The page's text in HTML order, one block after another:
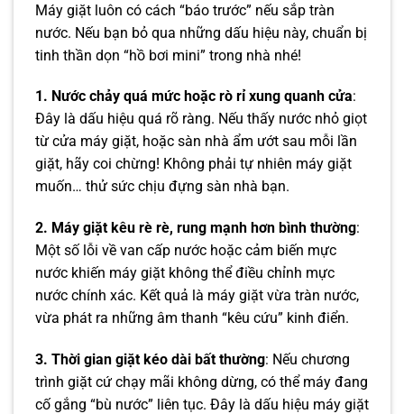
Máy giặt luôn có cách “báo trước” nếu sắp tràn
nước. Nếu bạn bỏ qua những dấu hiệu này, chuẩn bị
tinh thần dọn “hồ bơi mini” trong nhà nhé!
1. Nước chảy quá mức hoặc rò rỉ xung quanh cửa:
Đây là dấu hiệu quá rõ ràng. Nếu thấy nước nhỏ giọt
từ cửa máy giặt, hoặc sàn nhà ẩm ướt sau mỗi lần
giặt, hãy coi chừng! Không phải tự nhiên máy giặt
muốn… thử sức chịu đựng sàn nhà bạn.
2. Máy giặt kêu rè rè, rung mạnh hơn bình thường:
Một số lỗi về van cấp nước hoặc cảm biến mực
nước khiến máy giặt không thể điều chỉnh mực
nước chính xác. Kết quả là máy giặt vừa tràn nước,
vừa phát ra những âm thanh “kêu cứu” kinh điển.
3. Thời gian giặt kéo dài bất thường: Nếu chương
trình giặt cứ chạy mãi không dừng, có thể máy đang
cố gắng “bù nước” liên tục. Đây là dấu hiệu máy giặt